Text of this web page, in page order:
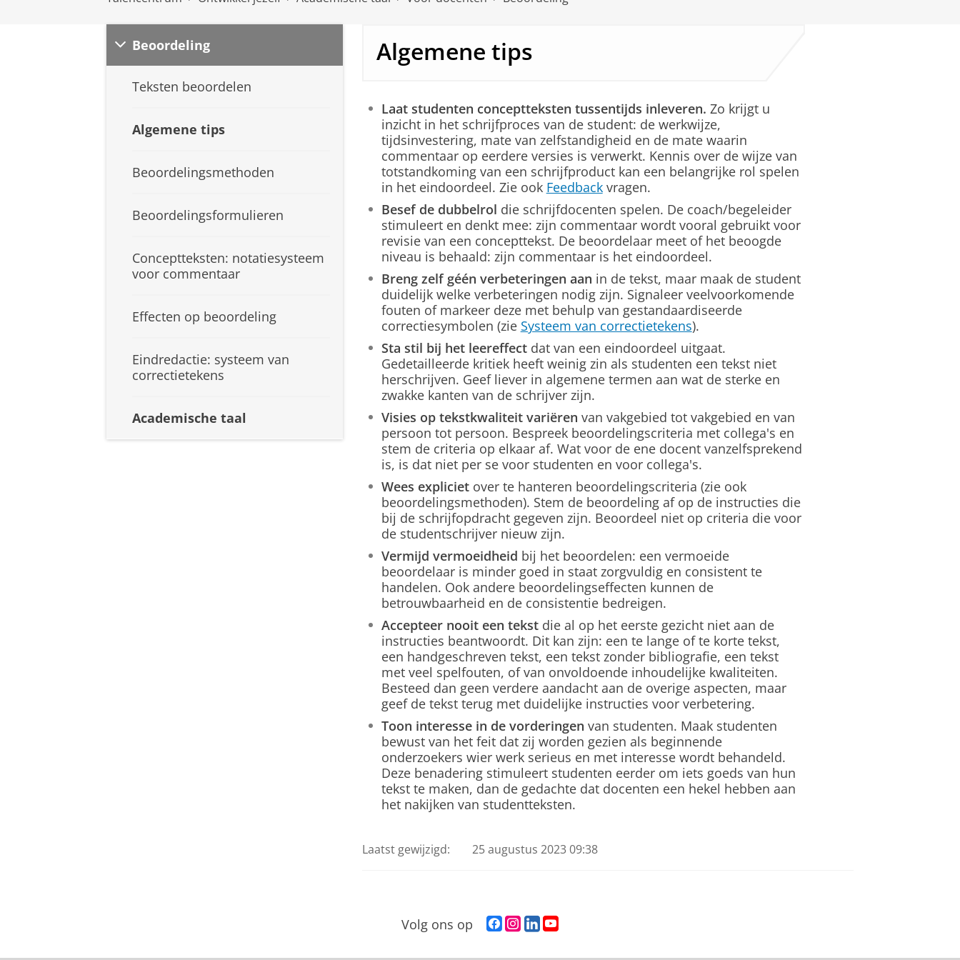
Beoordeling
Teksten beoordelen
Algemene tips
Beoordelingsmethoden
Beoordelingsformulieren
Conceptteksten: notatiesysteem
voor commentaar
Effecten op beoordeling
Eindredactie: systeem van
correctietekens
Academische taal
Algemene tips
Laat studenten conceptteksten tussentijds inleveren. Zo krijgt u
inzicht in het schrijfproces van de student: de werkwijze,
tijdsinvestering, mate van zelfstandigheid en de mate waarin
commentaar op eerdere versies is verwerkt. Kennis over de wijze van
totstandkoming van een schrijfproduct kan een belangrijke rol spelen
in het eindoordeel. Zie ook Feedbackvragen.
Besef de dubbelrol die schrijfdocenten spelen. De coach/begeleider
stimuleert en denkt mee: zijn commentaar wordt vooral gebruikt voor
revisie van een concepttekst. De beoordelaar meet of het beoogde
niveau is behaald: zijn commentaar is het eindoordeel.
Breng zelf géén verbeteringen aan in de tekst, maar maak de student
duidelijk welke verbeteringen nodig zijn. Signaleer veelvoorkomende
fouten of markeer deze met behulp van gestandaardiseerde
correctiesymbolen (zie Systeem van correctietekens).
Sta stil bij het leereffectdat van een eindoordeel uitgaat.
Gedetailleerde kritiek heeft weinig zin als studenten een tekst niet
herschrijven. Geef liever in algemene termen aan wat de sterke en
zwakke kanten van de schrijver zijn.
Visies op tekstkwaliteit variëren van vakgebied tot vakgebied en van
persoon tot persoon. Bespreek beoordelingscriteria met collega's en
stem de criteria op elkaar af. Wat voor de ene docent vanzelfsprekend
is, is dat niet per se voor studenten en voor collega's.
Wees explicietover te hanteren beoordelingscriteria (zie ook
beoordelingsmethoden). Stem de beoordeling af op de instructies die
bij de schrijfopdracht gegeven zijn. Beoordeel niet op criteria die voor
de studentschrijver nieuw zijn.
Vermijd vermoeidheid bij het beoordelen: een vermoeide
beoordelaar is minder goed in staat zorgvuldig en consistent te
handelen. Ook andere beoordelingseffecten kunnen de
betrouwbaarheid en de consistentie bedreigen.
Accepteer nooit een tekstdie al op het eerste gezicht niet aan de
instructies beantwoordt. Dit kan zijn: een te lange of te korte tekst,
een handgeschreven tekst, een tekst zonder bibliografie, een tekst
met veel spelfouten, of van onvoldoende inhoudelijke kwaliteiten.
Besteed dan geen verdere aandacht aan de overige aspecten, maar
geef de tekst terug met duidelijke instructies voor verbetering.
Toon interesse in de vorderingen van studenten. Maak studenten
bewust van het feit dat zij worden gezien als beginnende
onderzoekers wier werk serieus en met interesse wordt behandeld.
Deze benadering stimuleert studenten eerder om iets goeds van hun
tekst te maken, dan de gedachte dat docenten een hekel hebben aan
het nakijken van studentteksten.
Laatst gewijzigd: 25 augustus 2023 09:38
Volg ons op
F
c
s
L
n
u